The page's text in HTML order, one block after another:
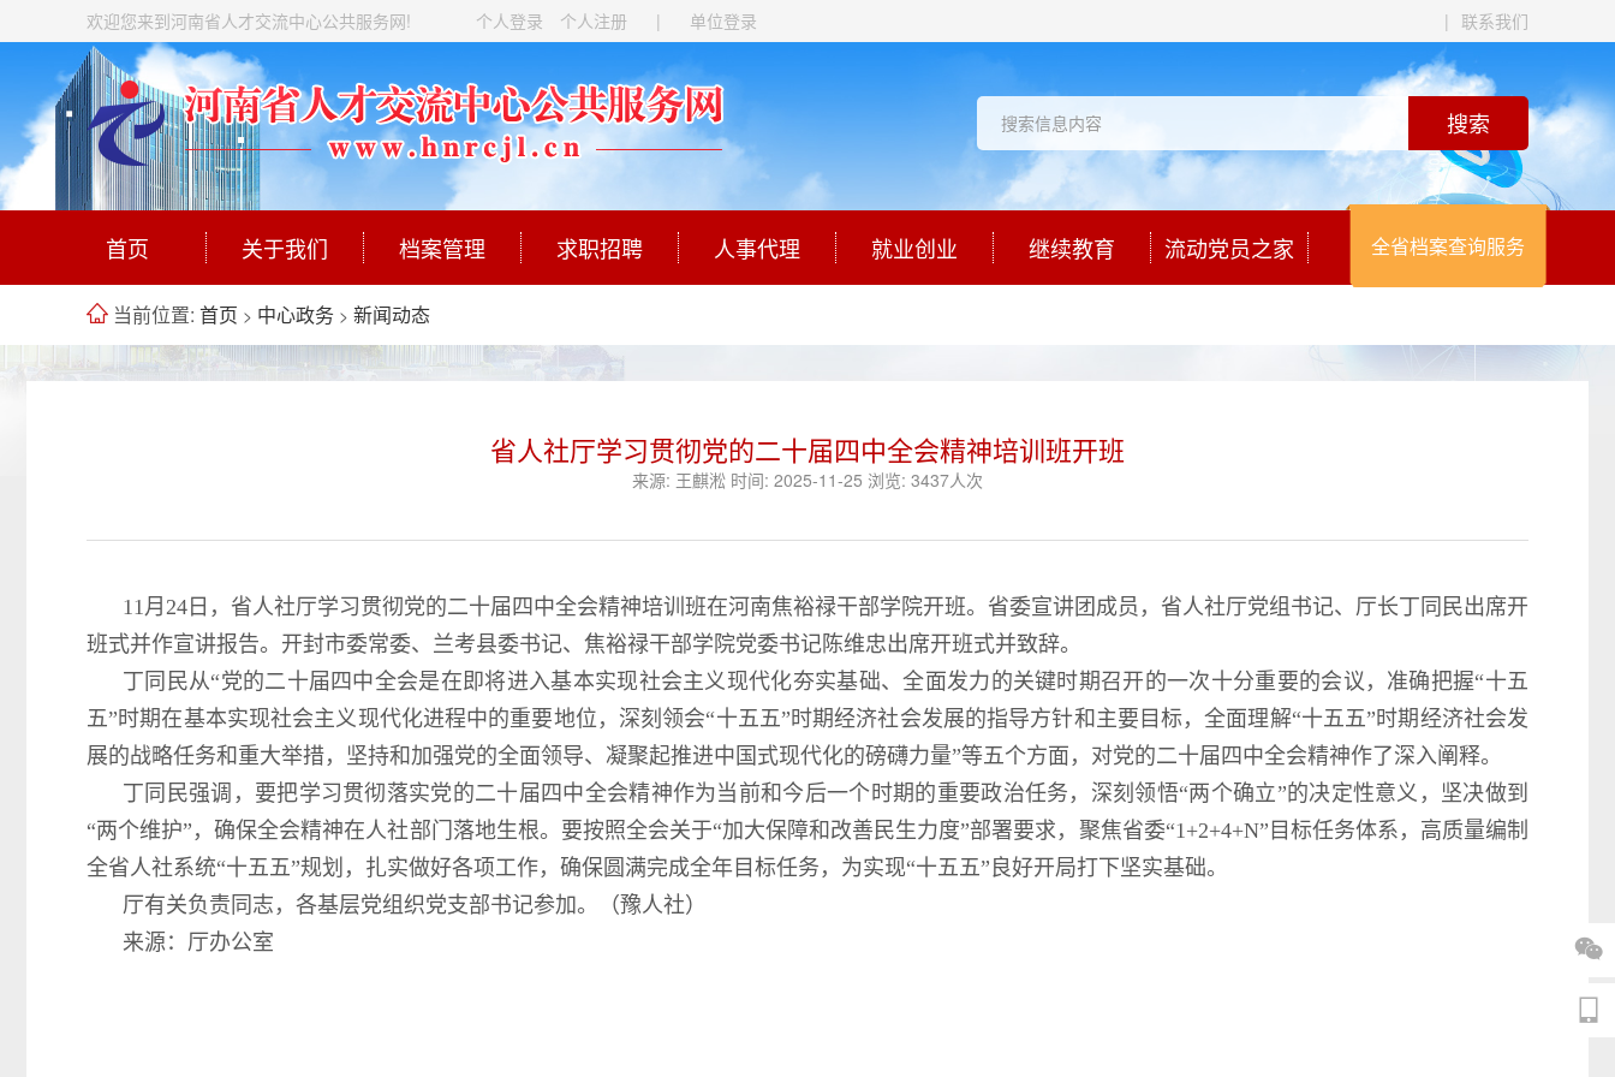

欢迎您来到河南省人才交流中心公共服务网! 个人登录 个人注册 | 单位登录 联系我们
|
首页 关于我们 档案管理 求职招聘 人事代理 就业创业 继续教育 流动党员之家 全省档案查询服务
当前位置: 首页 > 中心政务 > 新闻动态
省人社厅学习贯彻党的二十届四中全会精神培训班开班
来源: 王麒淞 时间: 2025-11-25 浏览: 3437人次
11月24日，省人社厅学习贯彻党的二十届四中全会精神培训班在河南焦裕禄干部学院开班。省委宣讲团成员，省人社厅党组书记、厅长丁同民出席开
班式并作宣讲报告。开封市委常委、兰考县委书记、焦裕禄干部学院党委书记陈维忠出席开班式并致辞。
丁同民从“党的二十届四中全会是在即将进入基本实现社会主义现代化夯实基础、全面发力的关键时期召开的一次十分重要的会议，准确把握“十五
五”时期在基本实现社会主义现代化进程中的重要地位，深刻领会“十五五”时期经济社会发展的指导方针和主要目标，全面理解“十五五”时期经济社会发
展的战略任务和重大举措，坚持和加强党的全面领导、凝聚起推进中国式现代化的磅礴力量”等五个方面，对党的二十届四中全会精神作了深入阐释。
丁同民强调，要把学习贯彻落实党的二十届四中全会精神作为当前和今后一个时期的重要政治任务，深刻领悟“两个确立”的决定性意义，坚决做到
“两个维护”，确保全会精神在人社部门落地生根。要按照全会关于“加大保障和改善民生力度”部署要求，聚焦省委“1+2+4+N”目标任务体系，高质量编制
全省人社系统“十五五”规划，扎实做好各项工作，确保圆满完成全年目标任务，为实现“十五五”良好开局打下坚实基础。
厅有关负责同志，各基层党组织党支部书记参加。（豫人社）
来源：厅办公室